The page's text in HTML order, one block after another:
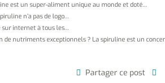
est un super-aliment unique au monde et doté...
n’a pas de logo...
internet à tous les...
de nutriments exceptionnels ? La spiruline est un
Partager ce post